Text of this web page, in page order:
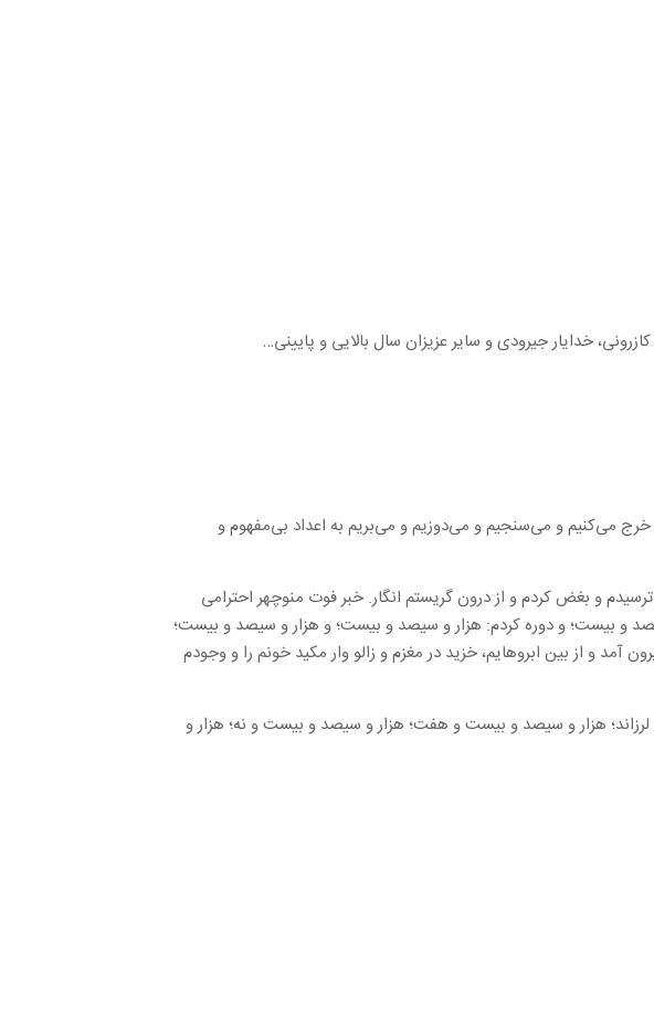
خدایار جیرودی و سایر عزیزان سال بالایی و پایینی…
خرج می‌کنیم و می‌سنجیم و می‌دوزیم و می‌بریم به اعداد بی‌مفهوم و
و بغض کردم و از درون گریستم انگار. خبر فوت منوچهر احترامی
و بیست؛ و دوره کردم: هزار و سیصد و بیست؛ و هزار و سیصد و بیست؛
آمد و از بین ابروهایم، خزید در مغزم و زالو وار مکید خونم را و وجودم
هزار و سیصد و بیست و هفت؛ هزار و سیصد و بیست و نه؛ هزار و